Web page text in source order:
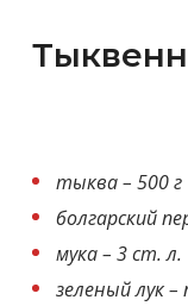
тыква – 500 г
болгарский
мука – 3 ст. л.
зеленый лук